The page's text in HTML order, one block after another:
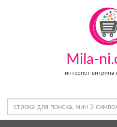
Mila-
интернет-витрина